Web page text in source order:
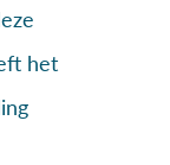
het